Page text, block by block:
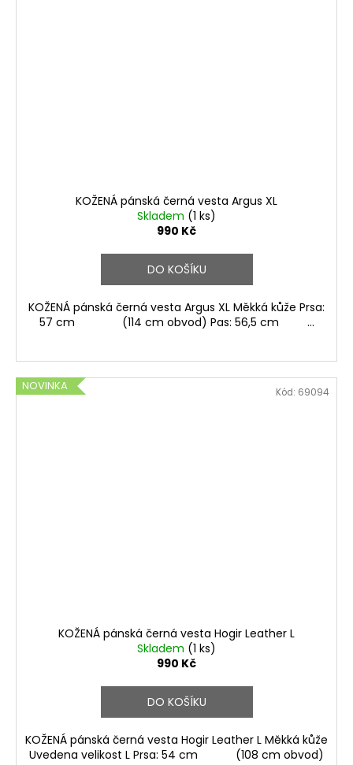
KOŽENÁ pánská černá vesta Argus XL
Skladem (1 ks)
990 Kč
DO KOŠÍKU
KOŽENÁ pánská černá vesta Argus XL Měkká kůže Prsa:
57 cm (114 cm obvod) Pas: 56,5 cm ...
NOVINKA
KOŽENÁ pánská černá vesta Hogir Leather L
Skladem (1 ks)
990 Kč
DO KOŠÍKU
KOŽENÁ pánská černá vesta Hogir Leather L Měkká kůže
Uvedena velikost L Prsa: 54 cm (108 cm obvod)
Kód: 69094